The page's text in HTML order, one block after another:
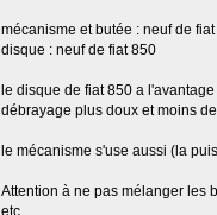
mécanisme et butée : neuf de fiat
disque : neuf de fiat 850
le disque de fiat 850 a
débrayage plus doux et moins
le mécanisme s'use aussi (la
Attention à ne pas mélanger les